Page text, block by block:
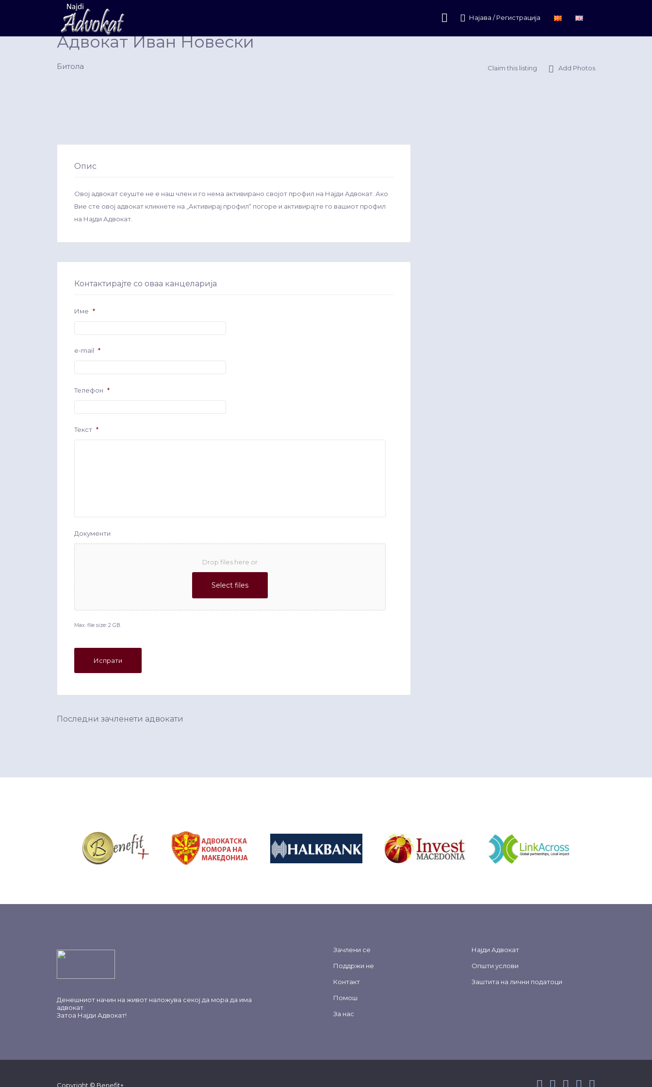
Најава / Регистрација
Search
for:
Адвокат Иван Новески
Битола Claim this listing Add Photos
Опис
Овој адвокат сеуште не е наш член и го нема активирано својот профил на Најди Адвокат. Ако
Вие сте овој адвокат кликнете на „Активирај профил“ погоре и активирајте го вашиот профил
на Најди Адвокат.
Контактирајте со оваа канцеларија
Име *
e-mail *
Телефон *
Текст *
Документи
Drop files here or
Select files
Max. file size: 2 GB.
Последни зачленети адвокати
Денешниот начин на живот наложува секој да мора да има
адвокат.
Затоа Најди Адвокат!
Зачлени се
Поддржи не
Контакт
Помош
За нас
Најди Адвокат
Општи услови
Заштита на лични податоци
Copyright © Benefit+